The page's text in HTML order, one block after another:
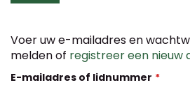
Voer uw e-mailadres en
melden of registreer een nieuw
E-mailadres of lidnummer